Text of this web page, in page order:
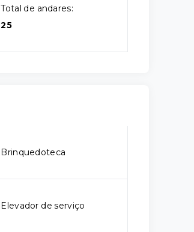
Total de andares:
25
Brinquedoteca
Elevador de serviço